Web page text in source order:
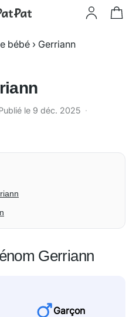
bébé › Gerriann
le 9 déc. 2025 ·
Gerriann
Garçon